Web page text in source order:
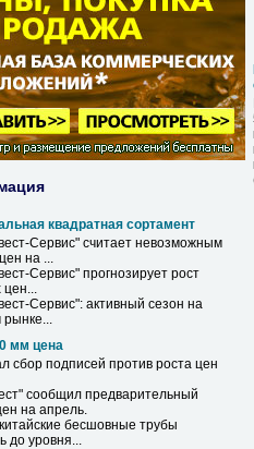
квадратная сортамент
Сервис" считает невозможным
на ...
Сервис" прогнозирует рост
цен...
Сервис": активный сезон на
рынке...
мм цена
сбор подписей против роста цен
сообщил предварительный
на апрель.
бесшовные трубы
до уровня...